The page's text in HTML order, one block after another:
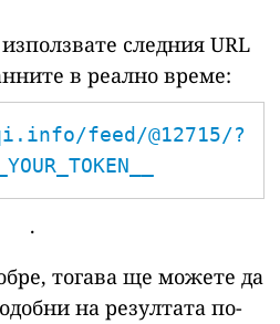
следния URL
в реално време:
feed/@12715/?
.
тогава ще можете да
на резултата по-